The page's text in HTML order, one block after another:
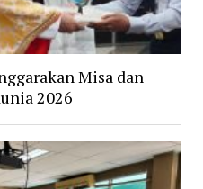
Misa dan
2026